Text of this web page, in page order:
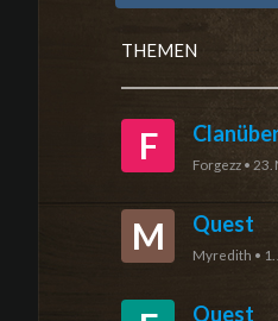
THEMEN
F Forgezz • 23.
M Quest
Myredith •
Quest